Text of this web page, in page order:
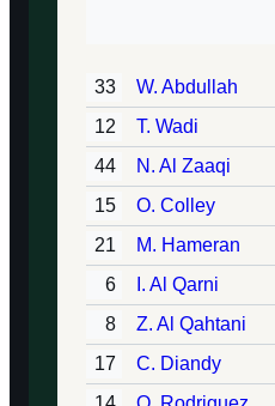
33 W. Abdullah
12
T. Wadi
44
N. Al Zaaqi
15
O. Colley
21
M. Hameran
6 I. Al Qarni
8 Z. Al Qahtani
17 C. Diandy